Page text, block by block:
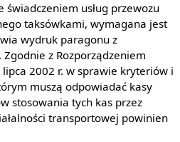
świadczeniem usług przewozu
taksówkami, wymagana jest
wydruk paragonu z
z Rozporządzeniem
2002 r. w sprawie kryteriów i
muszą odpowiadać kasy
stosowania tych kas przez
transportowej powinien